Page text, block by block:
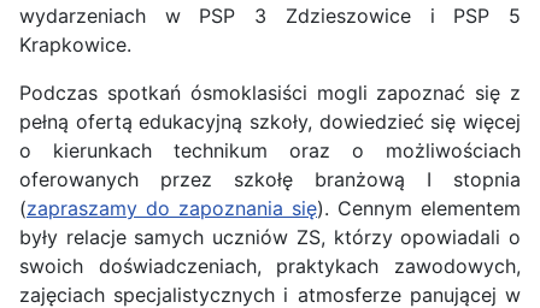
wydarzeniach w PSP 3 Zdzieszowice i PSP 5
Krapkowice.
Podczas spotkań ósmoklasiści mogli zapoznać się z
pełną ofertą edukacyjną szkoły, dowiedzieć się więcej
o kierunkach technikum oraz o możliwościach
oferowanych przez szkołę branżową I stopnia
(zapraszamy do zapoznania się). Cennym elementem
były relacje samych uczniów ZS, którzy opowiadali o
swoich doświadczeniach, praktykach zawodowych,
zajęciach specjalistycznych i atmosferze panującej w